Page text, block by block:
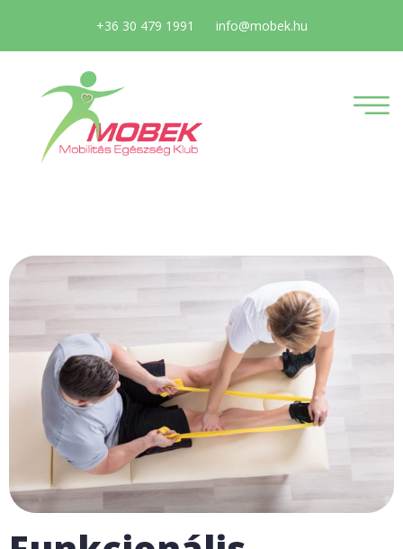
+36 30 479 1991 info@mobek.hu